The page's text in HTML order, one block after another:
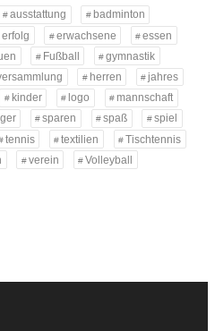
ausstattung
badminton
erfolg erwachsene
essen
Fußball
gymnastik
herren
jahres
kinder logo
mannschaft
sparen spaß
spiel
tennis textilien
Tischtennis
verein
Volleyball